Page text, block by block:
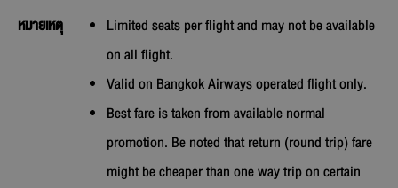
หมายเหตุ
Limited seats per flight and may not be available
on all flight.
Valid on Bangkok Airways operated flight only.
Best fare is taken from available normal
promotion. Be noted that return (round trip) fare
might be cheaper than one way trip on certain